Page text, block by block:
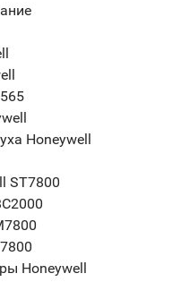
Honeywell
ST7800
Honeywell